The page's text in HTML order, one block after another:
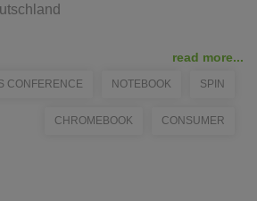
read more...
CONFERENCE NOTEBOOK SPIN
CHROMEBOOK CONSUMER